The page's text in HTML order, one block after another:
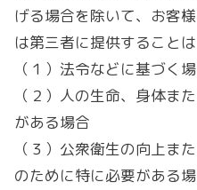
げる場合を除いて、お客
は第三者に提供することは
（１）法令などに基づく
（２） 人の生命、身体ま
がある場合
（３）公衆衛生の向上ま
のために特に必要がある